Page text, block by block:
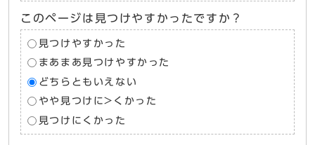
このページは見つけやすかったですか？
見つけやすかった
まあまあ見つけやすかった
どちらともいえない
やや見つけに>くかった
見つけにくかった